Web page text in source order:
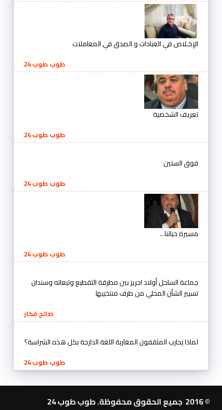
الإخـلاص في العبادات و الصدق في المعاملات
طوب طوب 24
تعريف الشخصية
طوب طوب 24
فوق الستين
طوب طوب 24
مسيرة حياتنا ..
طوب طوب 24
جماعة الساحل أولاد احريز بين مطرقة التقطيع وتبعاته وسندان
تسيير الشأن المحلي من طرف منتخبيها
صالح فكار
لماذا يحارب المثقفون المغاربة اللغة الدارجة بكل هذه الشراسة؟
طوب طوب 24
© 2016 جميع الحقوق محفوظة. طوب طوب 24